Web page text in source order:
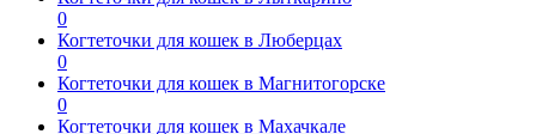
0
Когтеточки для кошек в Люберцах
0
Когтеточки для кошек в Магнитогорске
0
Когтеточки для кошек в Махачкале